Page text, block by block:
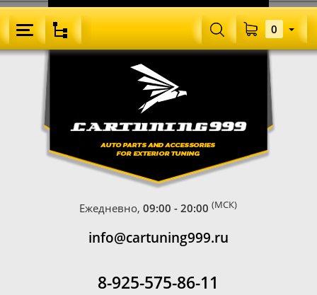
Ежедневно,09:00 - 20:00 (МСК)
info@cartuning999.ru
8-925-575-86-11
0